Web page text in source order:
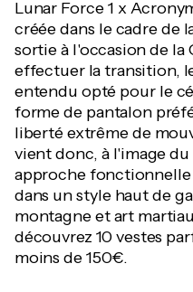
Lunar Force 1 x
créée dans le cadre de
sortie à l'occasion de la
effectuer la transition,
entendu opté pour le
forme de pantalon
liberté extrême de
vient donc, à l'image
approche
dans un style haut de
montagne et art
découvrez 10 vestes
moins de 150€.